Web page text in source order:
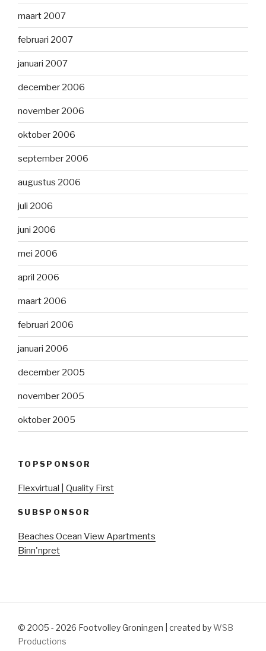
maart 2007
februari 2007
januari 2007
december 2006
november 2006
oktober 2006
september 2006
augustus 2006
juli 2006
juni 2006
mei 2006
april 2006
maart 2006
februari 2006
januari 2006
december 2005
november 2005
oktober 2005
TOPSPONSOR
Flexvirtual | Quality First
SUBSPONSOR
Beaches Ocean View Apartments
Binn'npret
© 2005 - 2026 Footvolley Groningen | created byWSB
Productions